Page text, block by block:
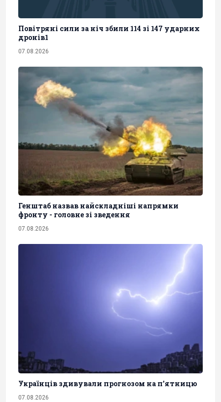
Повітряні сили за ніч збили 114 зі 147 ударних
дронів1
07.08.2026
Генштаб назвав найскладніші напрямки
фронту - головне зі зведення
07.08.2026
Українців здивували прогнозом на п'ятницю
07.08.2026